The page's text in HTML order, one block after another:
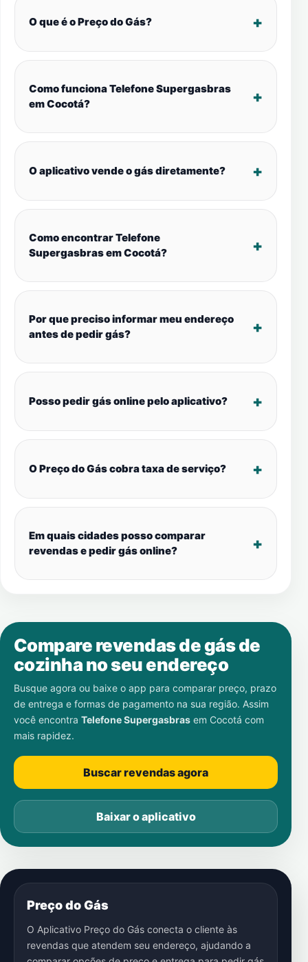
O que é o Preço do Gás?
Como funciona Telefone Supergasbras
em Cocotá?
O aplicativo vende o gás diretamente?
Como encontrar Telefone
Supergasbras em Cocotá?
Por que preciso informar meu endereço
antes de pedir gás?
Posso pedir gás online pelo aplicativo?
O Preço do Gás cobra taxa de serviço?
Em quais cidades posso comparar
revendas e pedir gás online?
Compare revendas de gás de
cozinha no seu endereço
Busque agora ou baixe o app para comparar preço, prazo
de entrega e formas de pagamento na sua região. Assim
você encontra Telefone Supergasbras em Cocotá com
mais rapidez.
Buscar revendas agora
Baixar o aplicativo
Preço do Gás
O Aplicativo Preço do Gás conecta o cliente às
revendas que atendem seu endereço, ajudando a